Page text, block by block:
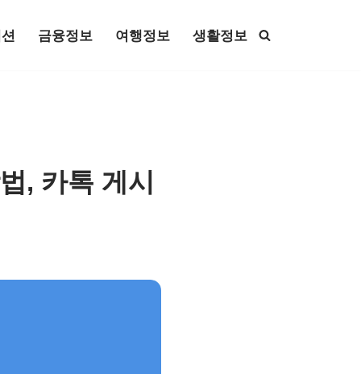
금융정보 여행정보 생활정보
, 카톡 게시